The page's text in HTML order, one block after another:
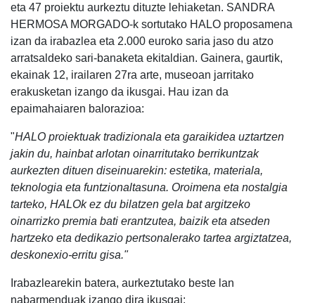
eta 47 proiektu aurkeztu dituzte lehiaketan. SANDRA
HERMOSA MORGADO-k sortutako HALO proposamena
izan da irabazlea eta 2.000 euroko saria jaso du atzo
arratsaldeko sari-banaketa ekitaldian. Gainera, gaurtik,
ekainak 12, irailaren 27ra arte, museoan jarritako
erakusketan izango da ikusgai. Hau izan da
epaimahaiaren balorazioa:
"HALO proiektuak tradizionala eta garaikidea uztartzen
jakin du, hainbat arlotan oinarritutako berrikuntzak
aurkezten dituen diseinuarekin: estetika, materiala,
teknologia eta funtzionaltasuna. Oroimena eta nostalgia
tarteko, HALOk ez du bilatzen gela bat argitzeko
oinarrizko premia bati erantzutea, baizik eta atseden
hartzeko eta dedikazio pertsonalerako tartea argiztatzea,
deskonexio-erritu gisa."
Irabazlearekin batera, aurkeztutako beste lan
nabarmenduak izango dira ikusgai: